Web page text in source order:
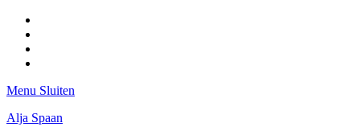
Menu Sluiten
Alja Spaan